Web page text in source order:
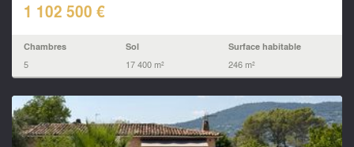
1 102 500 €
Chambres
5
Sol
17 400 m²
Surface habitable
246 m²